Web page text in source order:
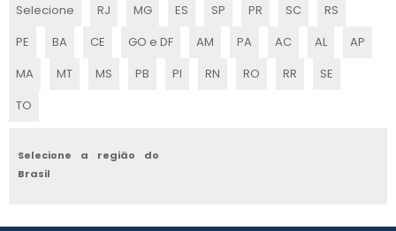
CONE REDUTOR TORNO
VEDACOES PARA DOCTOR BLADE
Selecione RJ MG ES SP PR SC
RS
PE
BA CE GO e DF AM PA AC AL
AP
MA
MT MS PB PI RN RO RR
SE
TO
Selecione a região do
Brasil